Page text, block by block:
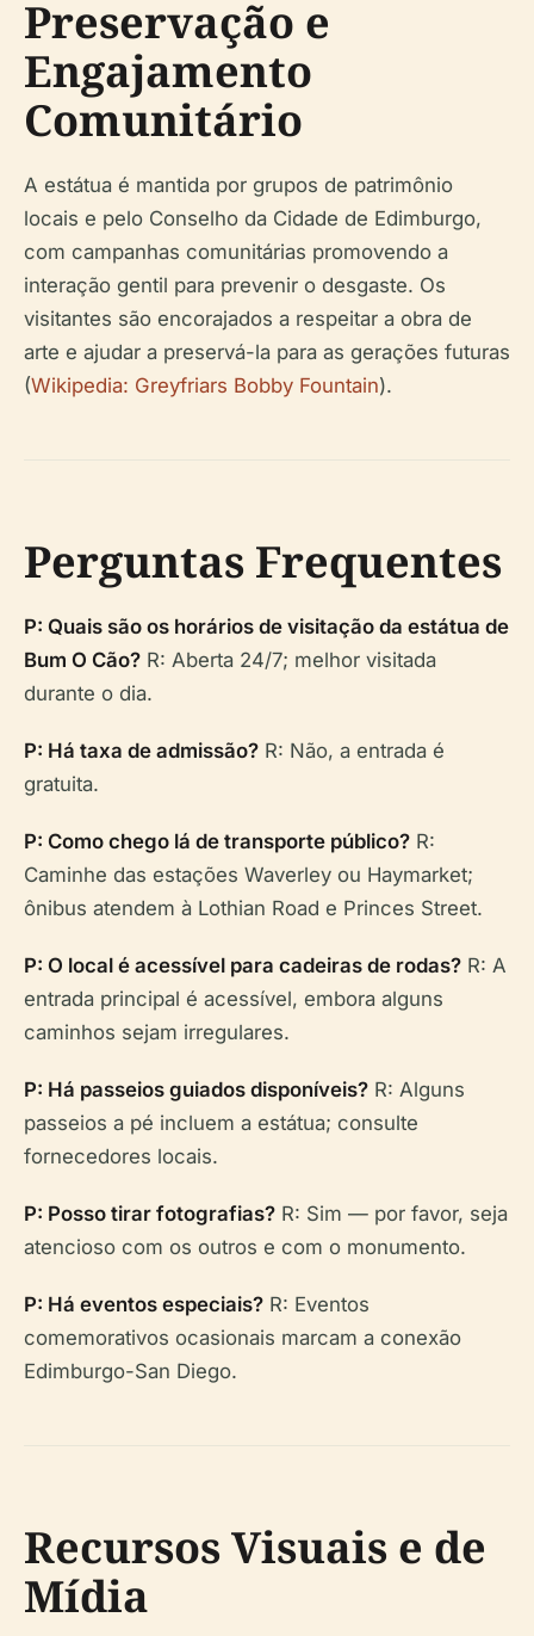
Preservação e
Engajamento
Comunitário
A estátua é mantida por grupos de patrimônio
locais e pelo Conselho da Cidade de Edimburgo,
com campanhas comunitárias promovendo a
interação gentil para prevenir o desgaste. Os
visitantes são encorajados a respeitar a obra de
arte e ajudar a preservá-la para as gerações futuras
(Wikipedia: Greyfriars Bobby Fountain).
Perguntas Frequentes
P: Quais são os horários de visitação da estátua de
Bum O Cão? R: Aberta 24/7; melhor visitada
durante o dia.
P: Há taxa de admissão? R: Não, a entrada é
gratuita.
P: Como chego lá de transporte público? R:
Caminhe das estações Waverley ou Haymarket;
ônibus atendem à Lothian Road e Princes Street.
P: O local é acessível para cadeiras de rodas? R: A
entrada principal é acessível, embora alguns
caminhos sejam irregulares.
P: Há passeios guiados disponíveis? R: Alguns
passeios a pé incluem a estátua; consulte
fornecedores locais.
P: Posso tirar fotografias? R: Sim — por favor, seja
atencioso com os outros e com o monumento.
P: Há eventos especiais? R: Eventos
comemorativos ocasionais marcam a conexão
Edimburgo-San Diego.
Recursos Visuais e de
Mídia